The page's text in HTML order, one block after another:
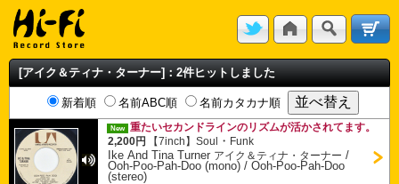
[アイク＆ティナ・ターナー]：2件ヒットしました
新着順 名前ABC順 名前カタカナ順
New
重たいセカンドラインのリズムが活かされてます。
2,200円
【7inch】Soul ・ Funk
Ike And Tina Turner アイク＆ティナ・ターナー /
Ooh-Poo-Pah-Doo (mono) / Ooh-Poo-Pah-Doo
(stereo)